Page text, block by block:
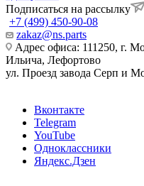
Подписаться на рассылку
+7 (499) 450-90-08
zakaz@ns.parts
Адрес офиса: 111250, г.
Ильича, Лефортово
ул. Проезд завода Серп и
Вконтакте
Telegram
YouTube
Одноклассники
Яндекс.Дзен